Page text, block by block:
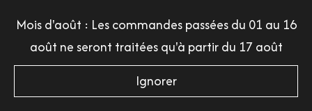
Mois d'août : Les commandes passées du 01 au 16
août ne seront traitées qu'à partir du 17 août
Ignorer